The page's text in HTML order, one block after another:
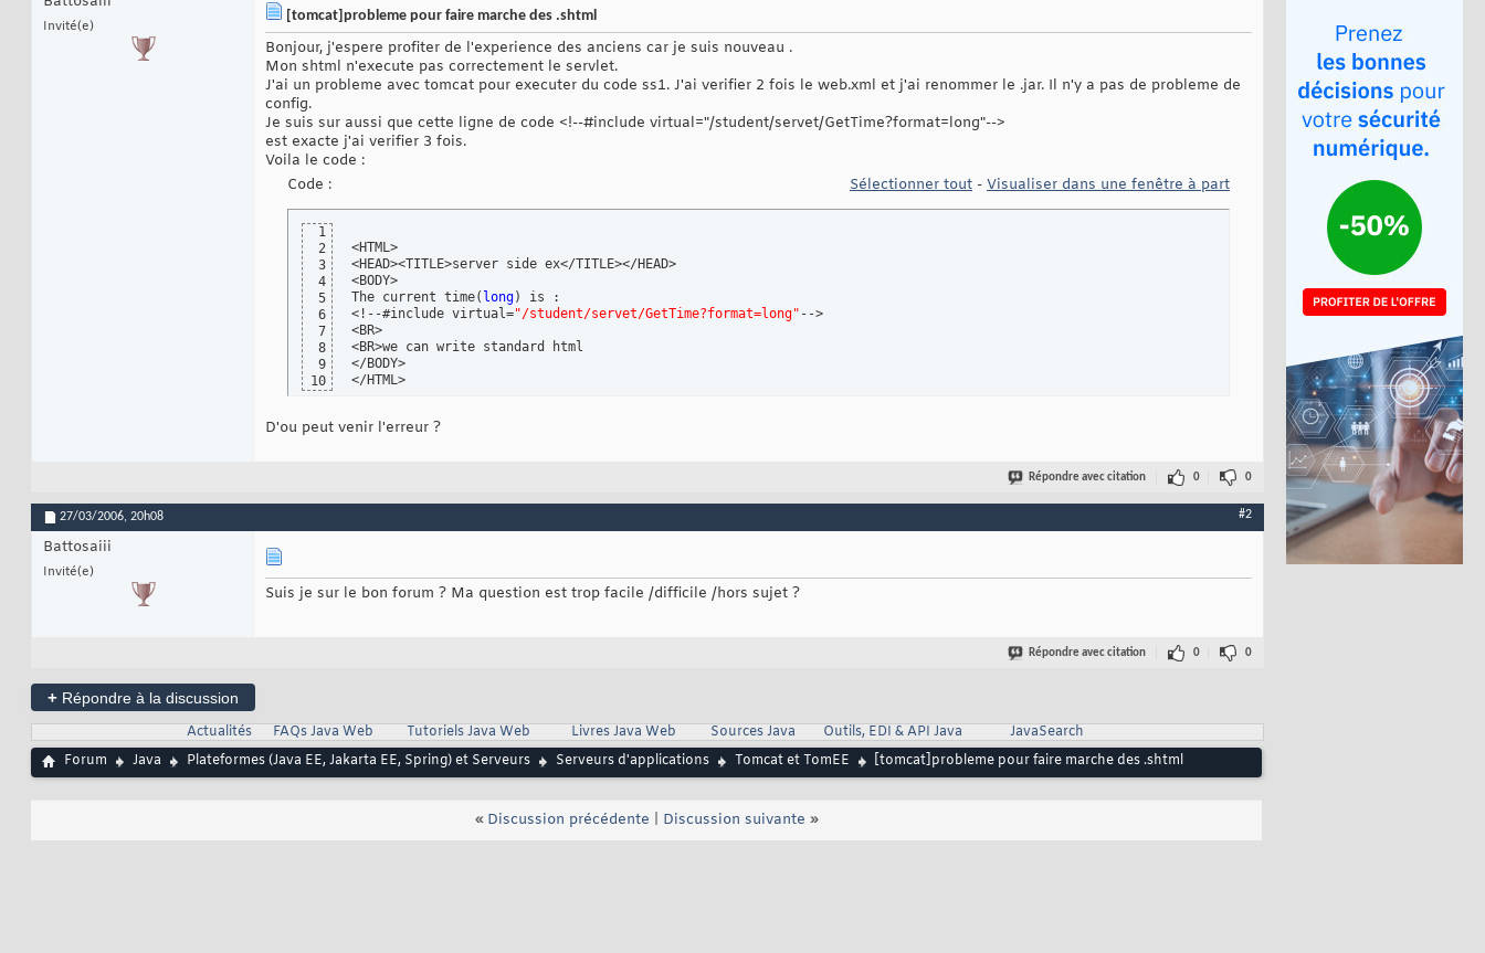
Invité(e)
[tomcat]probleme pour faire marche des .shtml
Bonjour, j'espere profiter de l'experience des anciens car je suis nouveau .
Mon shtml n'execute pas correctement le servlet.
J'ai un probleme avec tomcat pour executer du code ss1. J'ai verifier 2 fois le web.xml et j'ai renommer le .jar. Il n'y a pas de probleme de
config.
Je suis sur aussi que cette ligne de code <!--#include virtual="/student/servet/GetTime?format=long"-->
est exacte j'ai verifier 3 fois.
Voila le code :
Code :
Sélectionner tout - Visualiser dans une fenêtre à part
1
2
3
4
5
6
7
8
9
10
<HTML>
<HEAD><TITLE>server side ex</TITLE></HEAD>
<BODY>
The current time( long)
is :
<!--#include virtual="/student/servet/GetTime?format=long" -->
<BR>
<BR>we can write standard html
</BODY>
</HTML>
D'ou peut venir l'erreur ?
Répondre avec citation 0 0
27/03/2006, 20h08 #2
Battosaiii
Invité(e)
Suis je sur le bon forum ? Ma question est trop facile /difficile /hors sujet ?
Répondre avec citation 0 0
+ Répondre à la discussion
Actualités
FAQs Java Web Tutoriels Java Web Livres Java Web Sources Java Outils, EDI & API Java
JavaSearch
Forum
Java Plateformes (Java EE, Jakarta EE, Spring) et Serveurs Serveurs d'applications Tomcat et TomEE [tomcat]probleme pour faire marche des .shtml
« Discussion précédente Discussion suivante »